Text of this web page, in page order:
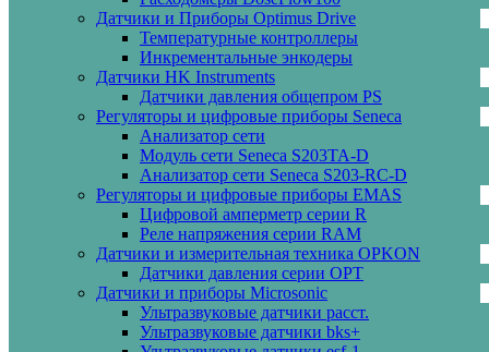
Датчики и Приборы Optimus Drive
Температурные контроллеры
Инкрементальные энкодеры
Датчики HK Instruments
Датчики давления общепром PS
Регуляторы и цифровые приборы Seneca
Анализатор сети
Модуль сети Seneca S203TA-D
Анализатор сети Seneca S203-RC-D
Регуляторы и цифровые приборы EMAS
Цифровой амперметр серии R
Реле напряжения серии RAM
Датчики и измерительная техника OPKON
Датчики давления серии OPT
Датчики и приборы Microsonic
Ультразвуковые датчики расст.
Ультразвуковые датчики bks+